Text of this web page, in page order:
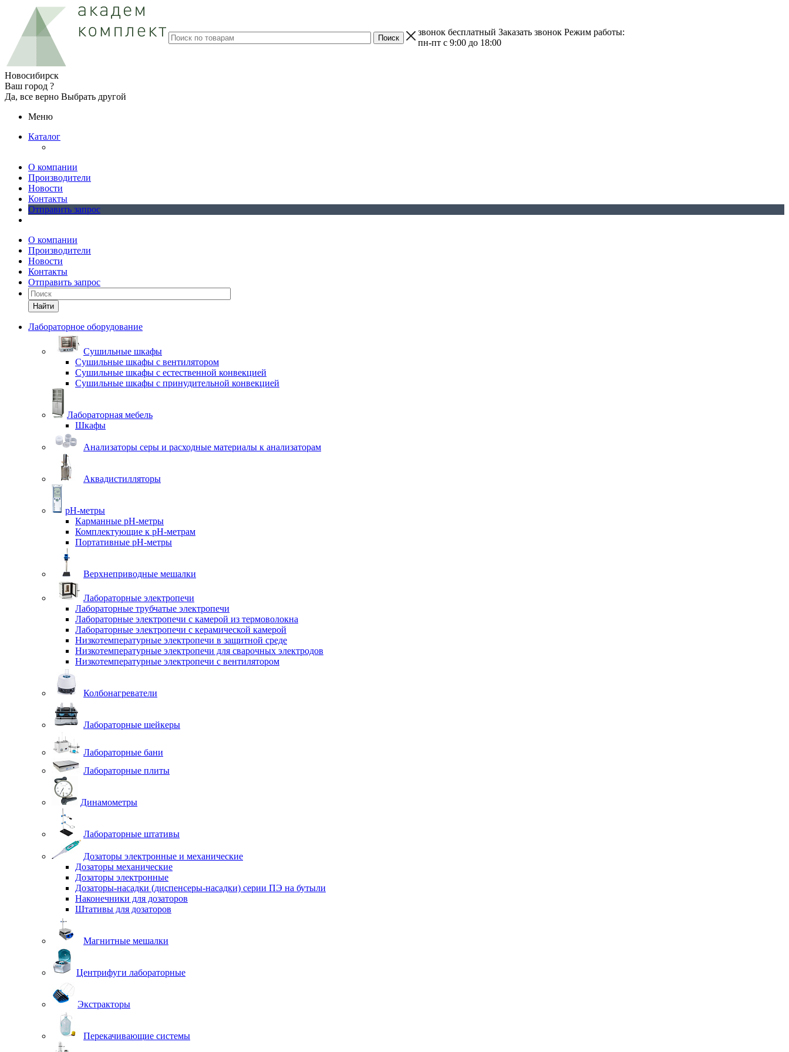
звонок бесплатный Заказать звонок Режим работы:
пн-пт с 9:00 до 18:00
Новосибирск
Ваш город ?
Да, все верно Выбрать другой
Меню
Каталог
О компании
Производители
Новости
Контакты
Отправить запрос
О компании
Производители
Новости
Контакты
Отправить запрос
Найти
Лабораторное оборудование
Cушильные шкафы
Сушильные шкафы с вентилятором
Сушильные шкафы с естественной конвекцией
Сушильные шкафы с принудительной конвекцией
Лабораторная мебель
Шкафы
Анализаторы серы и расходные материалы к анализаторам
Аквадистилляторы
pH-метры
Карманные pH-метры
Комплектующие к pH-метрам
Портативные pH-метры
Верхнеприводные мешалки
Лабораторные электропечи
Лабораторные трубчатые электропечи
Лабораторные электропечи с камерой из термоволокна
Лабораторные электропечи с керамической камерой
Низкотемпературные электропечи в защитной среде
Низкотемпературные электропечи для cварочных электродов
Низкотемпературные электропечи с вентилятором
Колбонагреватели
Лабораторные шейкеры
Лабораторные бани
Лабораторные плиты
Динамометры
Лабораторные штативы
Дозаторы электронные и механические
Дозаторы механические
Дозаторы электронные
Дозаторы-насадки (диспенсеры-насадки) серии ПЭ на бутыли
Наконечники для дозаторов
Штативы для дозаторов
Магнитные мешалки
Центрифуги лабораторные
Экстракторы
Перекачивающие системы